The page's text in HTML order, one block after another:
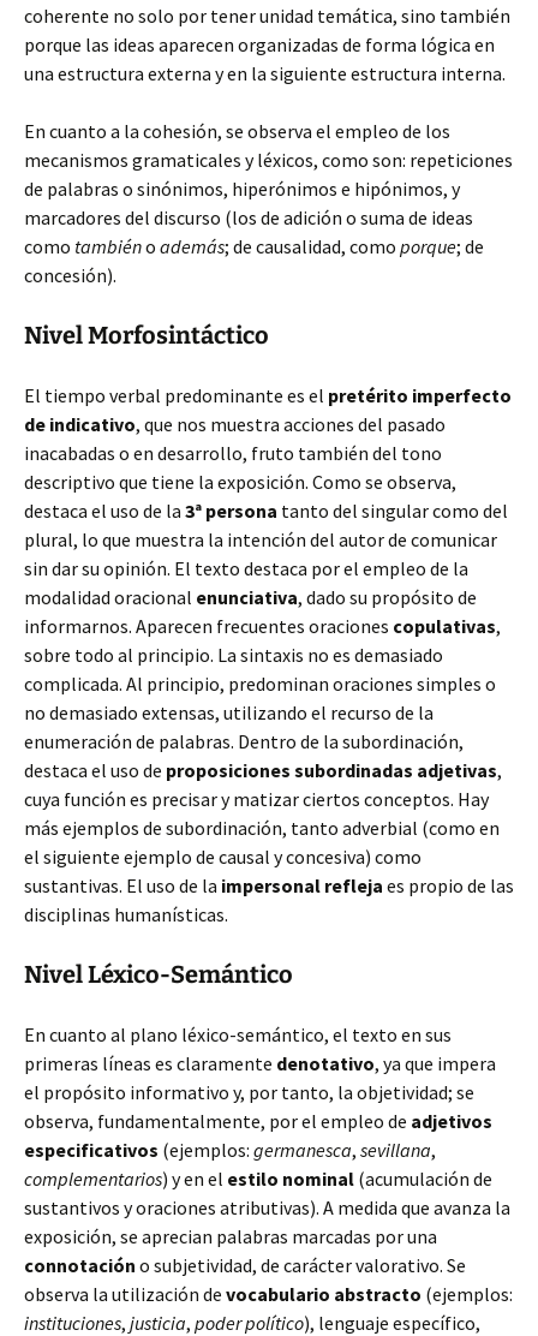
coherente no solo por tener unidad temática, sino también
porque las ideas aparecen organizadas de forma lógica en
una estructura externa y en la siguiente estructura interna.
En cuanto a la cohesión, se observa el empleo de los
mecanismos gramaticales y léxicos, como son: repeticiones
de palabras o sinónimos, hiperónimos e hipónimos, y
marcadores del discurso (los de adición o suma de ideas
como tambiéno además; de causalidad, como porque; de
concesión).
Nivel Morfosintáctico
El tiempo verbal predominante es el pretérito imperfecto
de indicativo, que nos muestra acciones del pasado
inacabadas o en desarrollo, fruto también del tono
descriptivo que tiene la exposición. Como se observa,
destaca el uso de la 3ª persona tanto del singular como del
plural, lo que muestra la intención del autor de comunicar
sin dar su opinión. El texto destaca por el empleo de la
modalidad oracional enunciativa, dado su propósito de
informarnos. Aparecen frecuentes oraciones copulativas,
sobre todo al principio. La sintaxis no es demasiado
complicada. Al principio, predominan oraciones simples o
no demasiado extensas, utilizando el recurso de la
enumeración de palabras. Dentro de la subordinación,
destaca el uso de proposiciones subordinadas adjetivas,
cuya función es precisar y matizar ciertos conceptos. Hay
más ejemplos de subordinación, tanto adverbial (como en
el siguiente ejemplo de causal y concesiva) como
sustantivas. El uso de la impersonal refleja es propio de las
disciplinas humanísticas.
Nivel Léxico-Semántico
En cuanto al plano léxico-semántico, el texto en sus
primeras líneas es claramente denotativo, ya que impera
el propósito informativo y, por tanto, la objetividad; se
observa, fundamentalmente, por el empleo de adjetivos
especificativos (ejemplos: germanesca, sevillana,
complementarios) y en el estilo nominal (acumulación de
sustantivos y oraciones atributivas). A medida que avanza la
exposición, se aprecian palabras marcadas por una
connotación o subjetividad, de carácter valorativo. Se
observa la utilización de vocabulario abstracto (ejemplos:
instituciones, justicia, poder político), lenguaje específico,